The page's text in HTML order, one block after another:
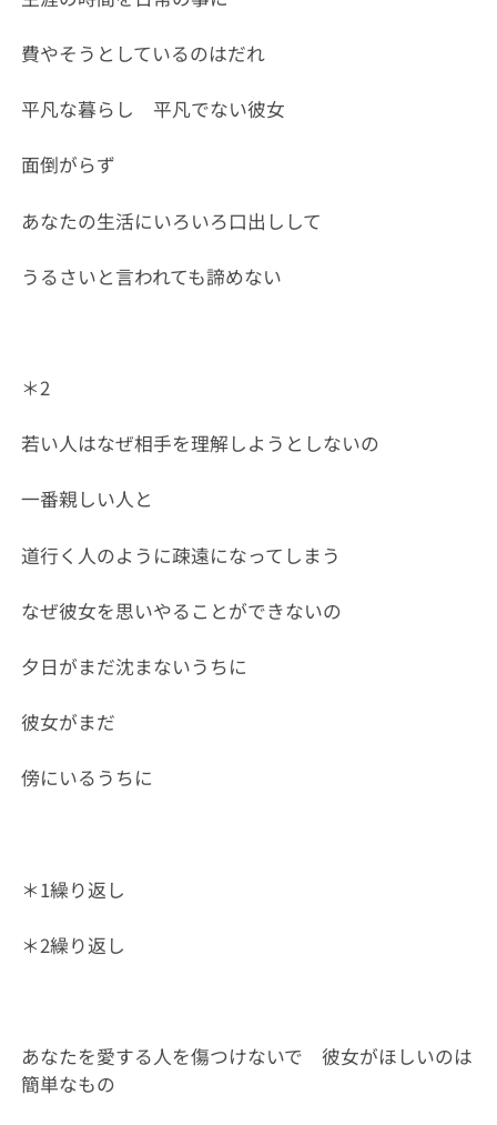
費やそうとしているのはだれ
平凡な暮らし 平凡でない彼女
面倒がらず
あなたの生活にいろいろ口出しして
うるさいと言われても諦めない
＊2
若い人はなぜ相手を理解しようとしないの
一番親しい人と
道行く人のように疎遠になってしまう
なぜ彼女を思いやることができないの
夕日がまだ沈まないうちに
彼女がまだ
傍にいるうちに
＊1繰り返し
＊2繰り返し
あなたを愛する人を傷つけないで 彼女がほしいのは
簡単なもの